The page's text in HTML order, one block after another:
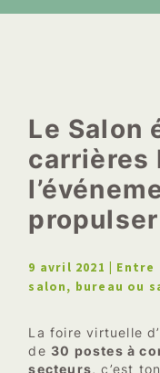
Le Salon
carrières
9 avril 2021 | Entre
salon, bureau ou
La foire virtuelle
de 30 postes à
secteurs, c’est